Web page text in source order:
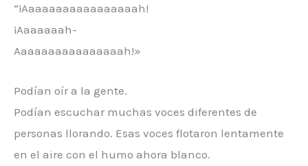
“¡Aaaaaaaaaaaaaaaaah!
¡Aaaaaaah-
Aaaaaaaaaaaaaaaah!»
Podían oír a la gente.
Podían escuchar muchas voces diferentes de
personas llorando. Esas voces flotaron lentamente
en el aire con el humo ahora blanco.